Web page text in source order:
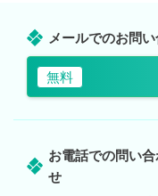
メールでのお問
無料
お電話での問い合
せ